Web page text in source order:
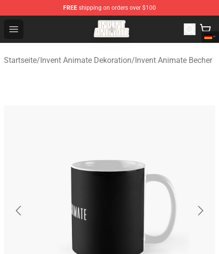
FREE shipping on orders over $100
Open menu
Invent Animate Shop - Official Invent Animate
Startseite/Invent Animate Dekoration/Invent Animate Becher